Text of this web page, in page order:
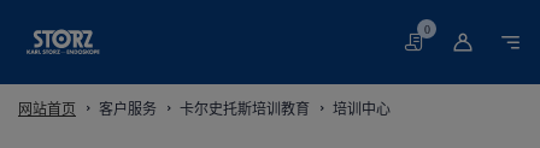
购
车
0
网站首页 客户服务 卡尔史托斯培训教育 培训中心